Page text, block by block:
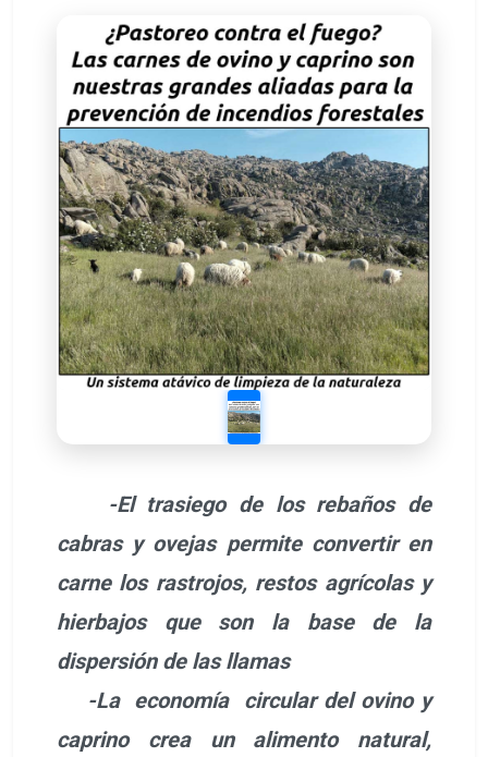
-El trasiego de los rebaños de
cabras y ovejas permite convertir en
carne los rastrojos, restos agrícolas y
hierbajos que son la base de la
dispersión de las llamas
-La economía circular del ovino y
caprino crea un alimento natural,